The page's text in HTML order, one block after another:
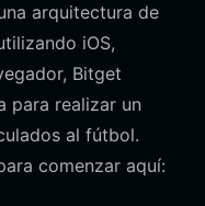
arquitectura de
iOS,
Bitget
para realizar un
al fútbol.
comenzar aquí: